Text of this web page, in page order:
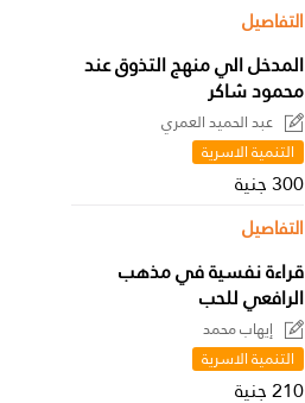
التفاصيل
المدخل الي منهج التذوق عند
محمود شاكر
عبد الحميد العمري
التنمية الاسرية
300 جنية
التفاصيل
قراءة نفسية في مذهب
الرافعي للحب
إيهاب محمد
التنمية الاسرية
210 جنية